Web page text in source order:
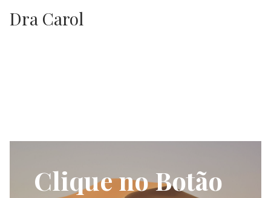
Dra Carol
Clique no Botão